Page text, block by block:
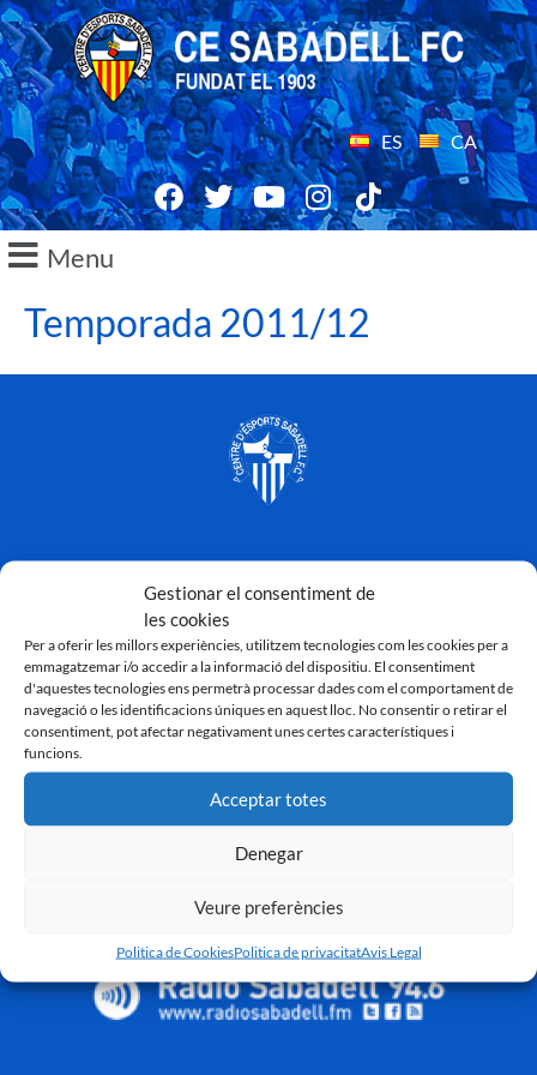
Gestionar el consentiment de
les cookies
Per a oferir les millors experiències, utilitzem tecnologies com les cookies per a
emmagatzemar i/o accedir a la informació del dispositiu. El consentiment
d'aquestes tecnologies ens permetrà processar dades com el comportament de
navegació o les identificacions úniques en aquest lloc. No consentir o retirar el
consentiment, pot afectar negativament unes certes característiques i
funcions.
Acceptar totes
Denegar
Veure preferències
Politica de CookiesPolitica de privacitatAvis Legal
ES CA
Menu
Temporada 2011/12